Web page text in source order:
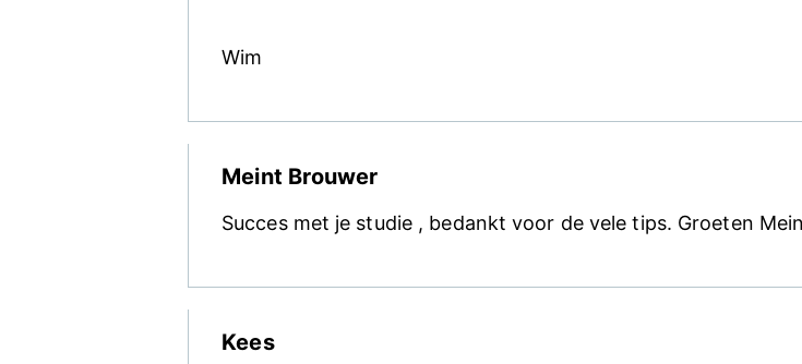
Wim
Meint Brouwer
Succes met je studie , bedankt voor de vele tips. Groeten
Kees